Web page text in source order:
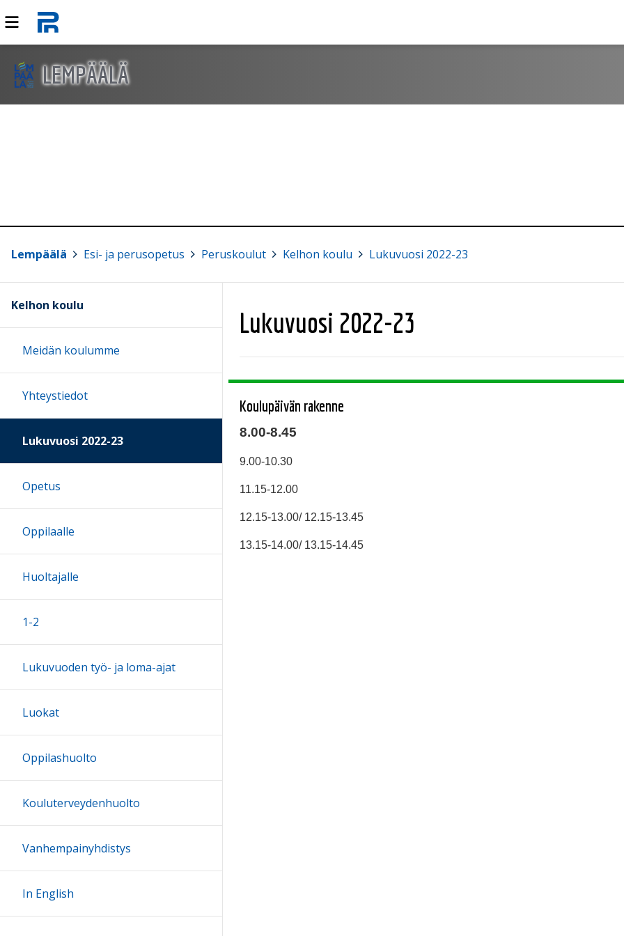
LEMPÄÄLÄ
Lempäälä Esi- ja perusopetus Peruskoulut Kelhon koulu Lukuvuosi 2022-23
Lukuvuosi 2022-23
Koulupäivän rakenne
8.00-8.45
9.00-10.30
11.15-12.00
12.15-13.00/ 12.15-13.45
13.15-14.00/ 13.15-14.45
Kelhon koulu
Meidän koulumme
Yhteystiedot
Lukuvuosi 2022-23
Opetus
Oppilaalle
Huoltajalle
1-2
Lukuvuoden työ- ja loma-ajat
Luokat
Oppilashuolto
Kouluterveydenhuolto
Vanhempainyhdistys
In English